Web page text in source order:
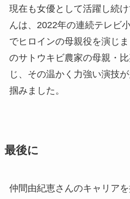
現在も女優として活躍し続
んは、2022年の連続テレビ
でヒロインの母親役を演じ
のサトウキビ農家の母親・
じ、その温かく力強い演技
掴みました。
最後に
仲間由紀恵さんのキャリア